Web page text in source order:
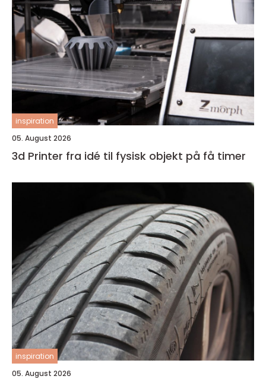
inspiration
05. August 2026
3d Printer fra idé til fysisk objekt på få timer
inspiration
05. August 2026